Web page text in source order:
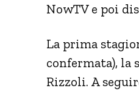
NowTV e poi
La prima
confermata), la
Rizzoli. A